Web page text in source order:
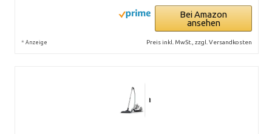
Bei Amazon
ansehen
* Anzeige Preis inkl. MwSt., zzgl. Versandkosten